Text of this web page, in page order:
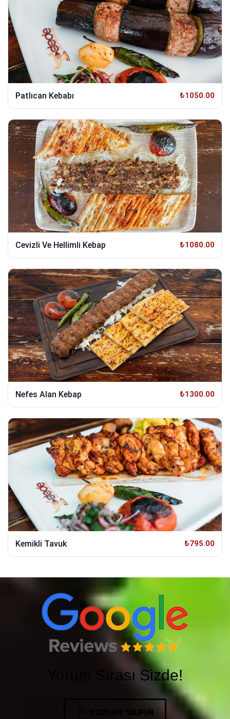
Patlıcan Kebabı ₺1050.00
Cevizli Ve Hellimli Kebap ₺1080.00
Nefes Alan Kebap ₺1300.00
Kemikli Tavuk ₺795.00
Yorum Sırası Sizde!
YORUM YAPIN